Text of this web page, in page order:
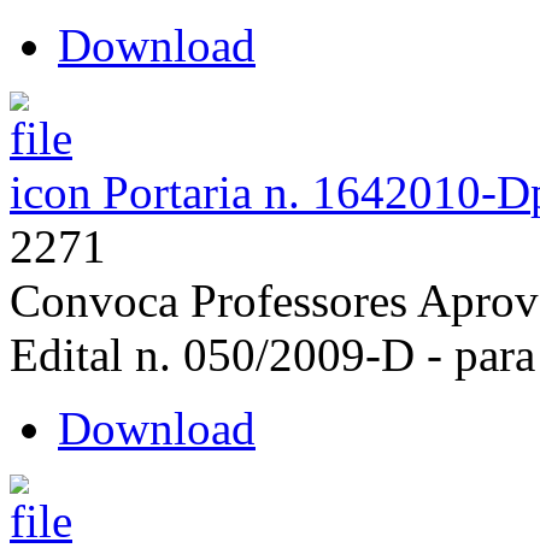
Download
Portaria n. 1642010-D
2271
Convoca Professores
Edital n. 050/2009-D -
Download